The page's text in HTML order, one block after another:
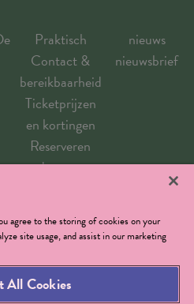
Praktisch
Contact &
bereikbaarheid
Ticketprijzen
en kortingen
Reserveren
goed om weten
nieuws
nieuwsbrief
18 00 -ccdesteiger@boom.be
-Cookies Settings
agree to the storing of cookies on your
site usage, and assist in our marketing
All Cookies